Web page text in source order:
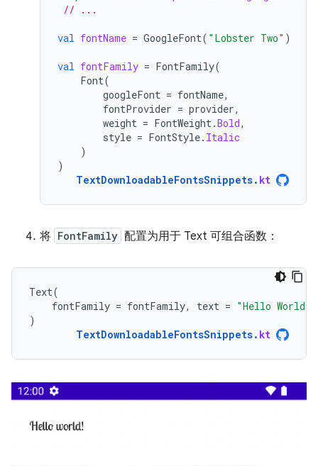
// ...
val fontName = GoogleFont( "Lobster Two" )
val fontFamily = FontFamily(
Font(
googleFont = fontName,
fontProvider = provider,
weight = FontWeight.Bold,
style = FontStyle. Italic
)
)
TextDownloadableFontsSnippets. kt
将 FontFamily 配置为用于 Text 可组合函数：
Text(
fontFamily = fontFamily, text = "Hello World!"
)
TextDownloadableFontsSnippets. kt